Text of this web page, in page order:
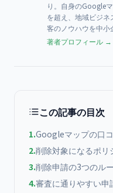
り。自身のGoogle
を超え、地域ビジ
客のノウハウを中小
著者プロフィール →
この記事の目次
1.Googleマップの口
2.削除対象になるポリ
3.削除申請の3つのル
4.審査に通りやすい申